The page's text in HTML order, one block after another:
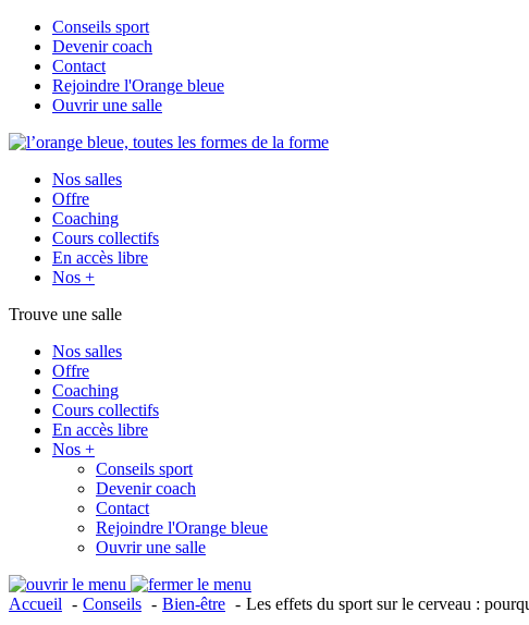
Conseils sport
Devenir coach
Contact
Rejoindre l'Orange bleue
Ouvrir une salle
Nos salles
Offre
Coaching
Cours collectifs
En accès libre
Nos +
Trouve une salle
Nos salles
Offre
Coaching
Cours collectifs
En accès libre
Nos +
Conseils sport
Devenir coach
Contact
Rejoindre l'Orange bleue
Ouvrir une salle
Accueil Conseils Bien-être Les effets du sport sur le cerveau :